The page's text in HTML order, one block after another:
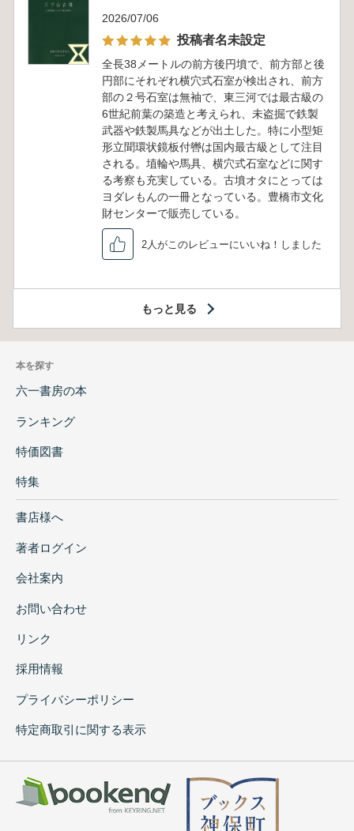
2026/07/06
投稿者名未設定
全長38メートルの前方後円墳で、前方部と後
円部にそれぞれ横穴式石室が検出され、前方
部の２号石室は無袖で、東三河では最古級の
6世紀前葉の築造と考えられ、未盗掘で鉄製
武器や鉄製馬具などが出土した。特に小型矩
形立聞環状鏡板付轡は国内最古級として注目
される。埴輪や馬具、横穴式石室などに関す
る考察も充実している。古墳オタにとっては
ヨダレもんの一冊となっている。豊橋市文化
財センターで販売している。
2人がこのレビューにいいね！しました
もっと見る
本を探す
六一書房の本
ランキング
特価図書
特集
書店様へ
著者ログイン
会社案内
お問い合わせ
リンク
採用情報
プライバシーポリシー
特定商取引に関する表示